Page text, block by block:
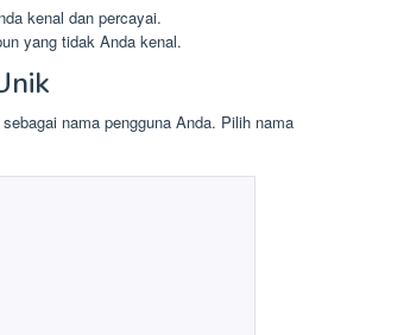
kenal dan percayai.
yang tidak Anda kenal.
nama pengguna Anda. Pilih nama